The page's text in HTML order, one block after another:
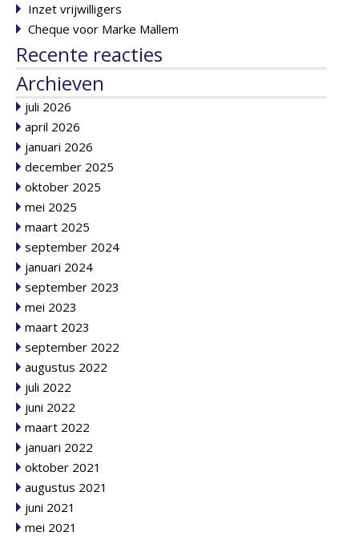
Inzet vrijwilligers
Cheque voor Marke Mallem
Recente reacties
Archieven
juli 2026
april 2026
januari 2026
december 2025
oktober 2025
mei 2025
maart 2025
september 2024
januari 2024
september 2023
mei 2023
maart 2023
september 2022
augustus 2022
juli 2022
juni 2022
maart 2022
januari 2022
oktober 2021
augustus 2021
juni 2021
mei 2021